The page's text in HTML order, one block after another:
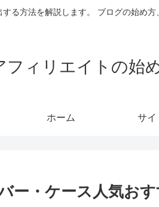
る方法を解説します。 ブログの始め
フィリエイトの始
ホーム サイ
ー・ケース人気お